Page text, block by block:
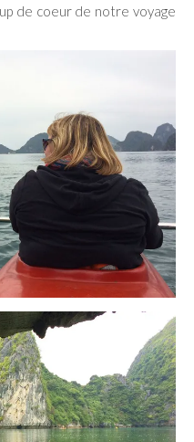
de coeur de notre voyage